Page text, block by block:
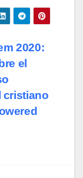
2020:
el
cristiano